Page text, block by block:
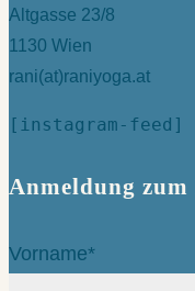
Altgasse 23/8
1130 Wien
rani(at)raniyoga.at
[instagram-feed]
Anmeldung zum
Vorname*